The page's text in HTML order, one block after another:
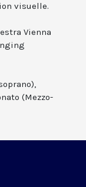
visuelle.
Vienna
(Mezzo-